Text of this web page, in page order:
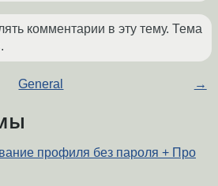
комментарии в эту тему. Тема
General →
профиля без пароля + Про